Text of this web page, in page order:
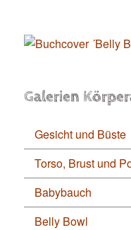
Galerien
Gesicht und Büste
Torso, Brust und
Babybauch
Belly Bowl